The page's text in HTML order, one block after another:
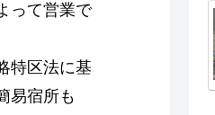
って営業で
特区法に基
易宿所も